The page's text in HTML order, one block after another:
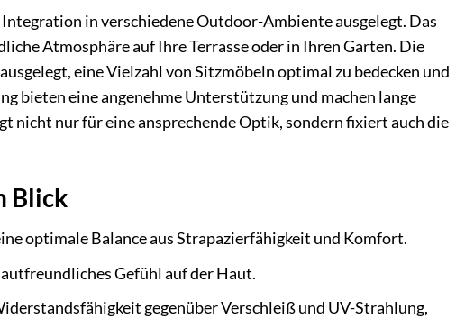
in verschiedene Outdoor-Ambiente ausgelegt. Das
Atmosphäre auf Ihre Terrasse oder in Ihren Garten. Die
eine Vielzahl von Sitzmöbeln optimal zu bedecken und
bieten eine angenehme Unterstützung und machen lange
nicht nur für eine ansprechende Optik, sondern fixiert auch die
Blick
optimale Balance aus Strapazierfähigkeit und Komfort.
Gefühl auf der Haut.
gegenüber Verschleiß und UV-Strahlung,